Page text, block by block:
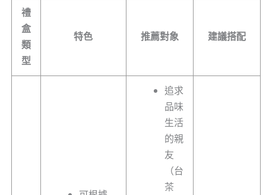
禮
盒
類
型
特色 推薦對象 建議搭配
追求
品味
生活
的親
友
（台
茶